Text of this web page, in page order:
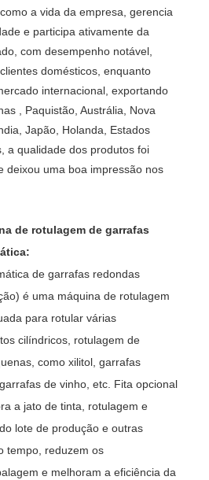
a vida da empresa, gerencia
e participa ativamente da
com desempenho notável,
domésticos, enquanto
internacional, exportando
, Paquistão, Austrália, Nova
Japão, Holanda, Estados
a qualidade dos produtos foi
deixou uma boa impressão nos
de rotulagem de garrafas
de garrafas redondas
é uma máquina de rotulagem
para rotular várias
cilíndricos, rotulagem de
como xilitol, garrafas
de vinho, etc. Fita opcional
a jato de tinta, rotulagem e
lote de produção e outras
tempo, reduzem os
e melhoram a eficiência da